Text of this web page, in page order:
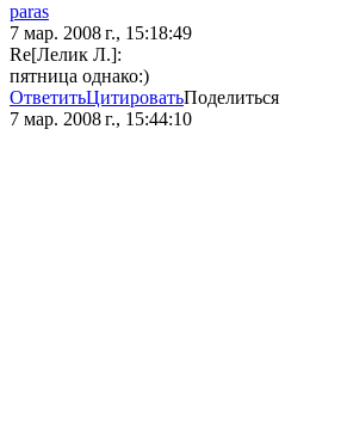
paras
7 мар. 2008 г., 15:18:49
Re[Лелик Л.]:
пятница однако:)
ОтветитьЦитироватьПоделиться
7 мар. 2008 г., 15:44:10